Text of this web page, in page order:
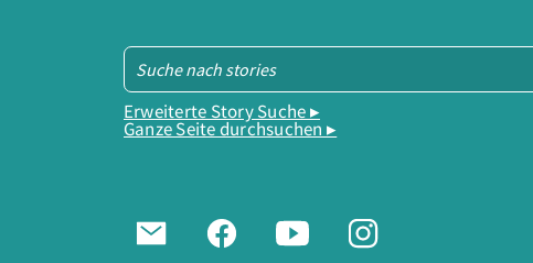
Erweiterte Story Suche ▸
Ganze Seite durchsuchen ▸